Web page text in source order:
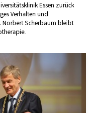
Essen zurück
Verhalten und
Norbert Scherbaum bleibt